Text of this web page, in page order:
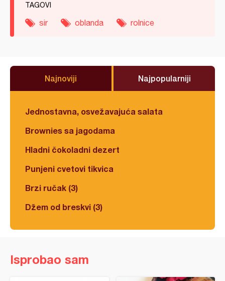
TAGOVI
sir oblanda rolnice
Najnoviji Najpopularniji
Jednostavna, osvežavajuća salata
Brownies sa jagodama
Hladni čokoladni dezert
Punjeni cvetovi tikvica
Brzi ručak (3)
Džem od breskvi (3)
Isprobao sam